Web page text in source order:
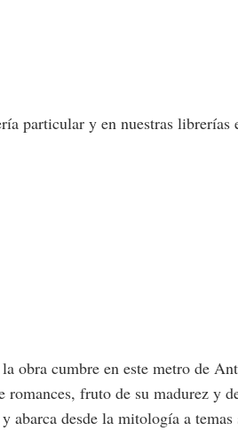
particular y en nuestras librerías
obra cumbre en este metro de
fruto de su madurez y
desde la mitología a